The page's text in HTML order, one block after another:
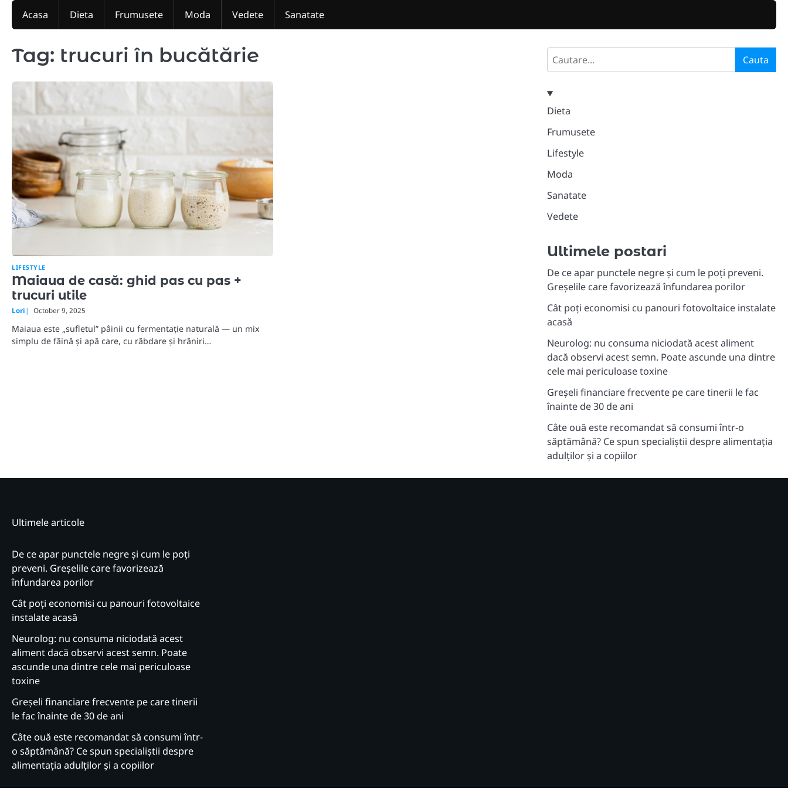
Skip
Acasa Dieta Frumusete Moda Vedete Sanatate
Tag: trucuri în bucătărie
LIFESTYLE
Maiaua de casă: ghid pas cu pas +
trucuri utile
Lori October 9, 2025
Maiaua este „sufletul” pâinii cu fermentație naturală — un mix
simplu de făină și apă care, cu răbdare și hrăniri…
Search Cauta
Dieta
Frumusete
Lifestyle
Moda
Sanatate
Vedete
Ultimele postari
De ce apar punctele negre și cum le poți preveni.
Greșelile care favorizează înfundarea porilor
Cât poți economisi cu panouri fotovoltaice instalate
acasă
Neurolog: nu consuma niciodată acest aliment
dacă observi acest semn. Poate ascunde una dintre
cele mai periculoase toxine
Greșeli financiare frecvente pe care tinerii le fac
înainte de 30 de ani
Câte ouă este recomandat să consumi într-o
săptămână? Ce spun specialiștii despre alimentația
adulților și a copiilor
Ultimele articole
De ce apar punctele negre și cum le poți
preveni. Greșelile care favorizează
înfundarea porilor
Cât poți economisi cu panouri fotovoltaice
instalate acasă
Neurolog: nu consuma niciodată acest
aliment dacă observi acest semn. Poate
ascunde una dintre cele mai periculoase
toxine
Greșeli financiare frecvente pe care tinerii
le fac înainte de 30 de ani
Câte ouă este recomandat să consumi într-
o săptămână? Ce spun specialiștii despre
alimentația adulților și a copiilor